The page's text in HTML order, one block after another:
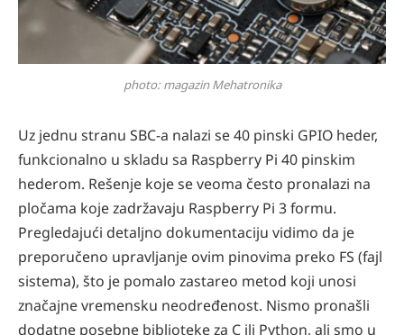
photo: magazin Mehatronika
Uz jednu stranu SBC-a nalazi se 40 pinski GPIO heder,
funkcionalno u skladu sa Raspberry Pi 40 pinskim
hederom. Rešenje koje se veoma često pronalazi na
pločama koje zadržavaju Raspberry Pi 3 formu.
Pregledajući detaljno dokumentaciju vidimo da je
preporučeno upravljanje ovim pinovima preko FS (fajl
sistema), što je pomalo zastareo metod koji unosi
značajne vremensku neodređenost. Nismo pronašli
dodatne posebne biblioteke za C ili Python, ali smo u